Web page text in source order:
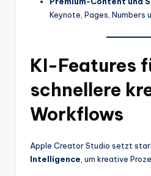
Keynote, Pages, Numbers
KI-Features
schnellere
Workflows
Apple Creator Studio setzt
Intelligence , um kreative